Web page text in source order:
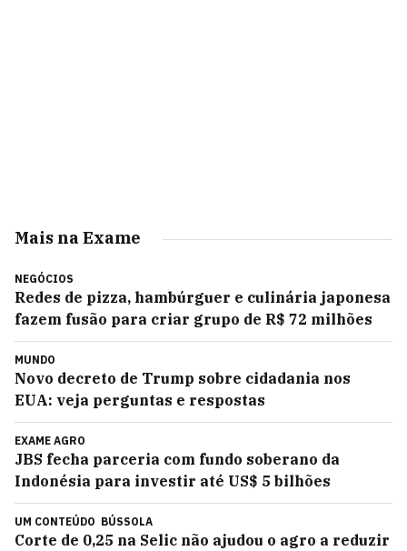
Mais na Exame
NEGÓCIOS
Redes de pizza, hambúrguer e culinária japonesa
fazem fusão para criar grupo de R$ 72 milhões
MUNDO
Novo decreto de Trump sobre cidadania nos
EUA: veja perguntas e respostas
EXAME AGRO
JBS fecha parceria com fundo soberano da
Indonésia para investir até US$ 5 bilhões
UM CONTEÚDO BÚSSOLA
Corte de 0,25 na Selic não ajudou o agro a reduzir